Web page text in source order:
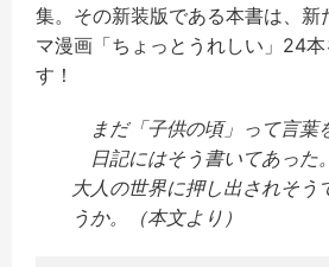
集。その新装版である本書は、新
マ漫画「ちょっとうれしい」24
す！
まだ「子供の頃」って言葉
日記にはそう書いてあった
大人の世界に押し出されそう
うか。（本文より）